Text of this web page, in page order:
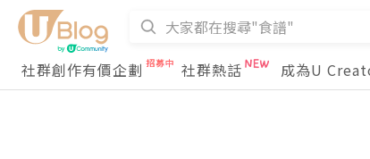
社群創作有價企劃
社群熱話 成為U